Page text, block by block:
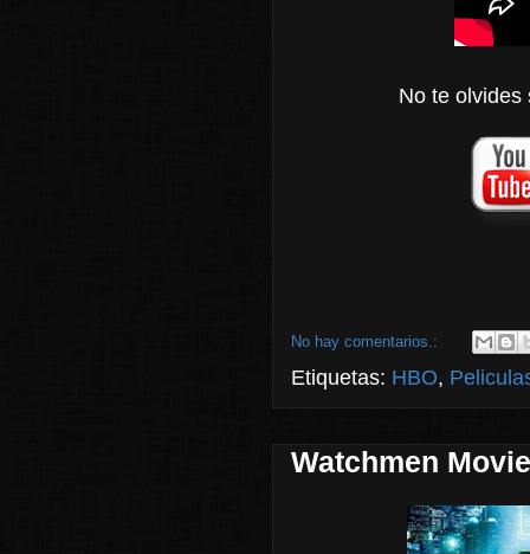
No te olvides
No hay comentarios.:
Etiquetas: HBO,
Watchmen